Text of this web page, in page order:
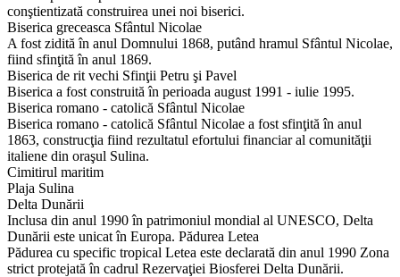
conştientizată construirea unei noi biserici.
Biserica greceasca Sfântul Nicolae
A fost zidită în anul Domnului 1868, putând hramul Sfântul Nicolae,
fiind sfinţită în anul 1869.
Biserica de rit vechi Sfinţii Petru şi Pavel
Biserica a fost construită în perioada august 1991 - iulie 1995.
Biserica romano - catolică Sfântul Nicolae
Biserica romano - catolică Sfântul Nicolae a fost sfinţită în anul
1863, construcţia fiind rezultatul efortului financiar al comunităţii
italiene din oraşul Sulina.
Cimitirul maritim
Plaja Sulina
Delta Dunării
Inclusa din anul 1990 în patrimoniul mondial al UNESCO, Delta
Dunării este unicat în Europa. Pădurea Letea
Pădurea cu specific tropical Letea este declarată din anul 1990 Zona
strict protejată în cadrul Rezervaţiei Biosferei Delta Dunării.